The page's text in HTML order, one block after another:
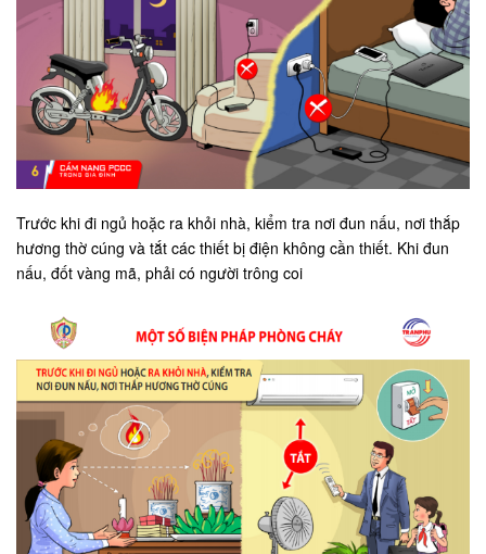
Trước khi đi ngủ hoặc ra khỏi nhà, kiểm tra nơi đun nấu, nơi thắp
hương thờ cúng và tắt các thiết bị điện không cần thiết. Khi đun
nấu, đốt vàng mã, phải có người trông coi